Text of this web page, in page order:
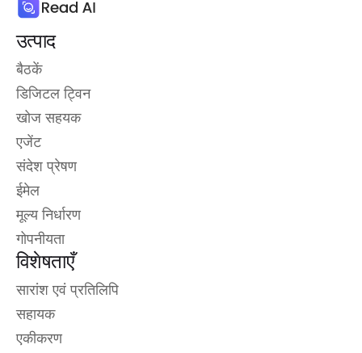
उत्पाद
बैठकें
डिजिटल ट्विन
खोज सहयक
एजेंट
संदेश प्रेषण
ईमेल
मूल्य निर्धारण
गोपनीयता
विशेषताएँ
सारांश एवं प्रतिलिपि
सहायक
एकीकरण